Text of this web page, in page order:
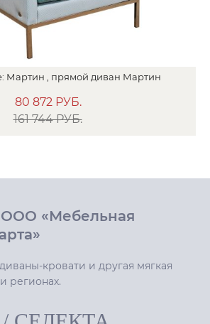
Мартин , прямой диван Мартин
80 872 РУБ.
161 744 РУБ.
ООО «Мебельная
кровати и другая мягкая
регионах.